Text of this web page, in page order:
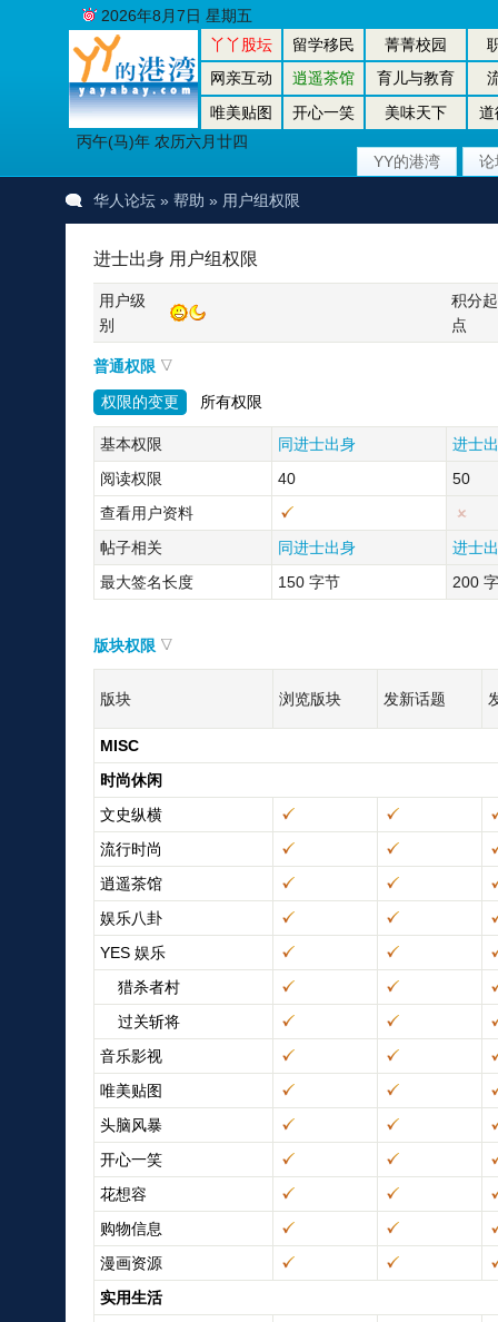
丫丫股坛 留学移民 菁菁校园
网亲互动
逍遥茶馆 育儿与教育
唯美贴图
开心一笑 美味天下
道
丙午(马)年 农历六月廿四
2026年8月7日 星期五
YY的港湾 论
华人论坛» 帮助 » 用户组权限
进士出身 用户组权限
用户级
别
积分起
点
普通权限
权限的变更
所有权限
基本权限 同进士出身
进士
阅读权限
40
50
查看用户资料
帖子相关
同进士出身
进士
最大签名长度
150 字节 200
版块权限
版块 浏览版块 发新话题
MISC
时尚休闲
文史纵横
流行时尚
逍遥茶馆
娱乐八卦
YES 娱乐
猎杀者村
过关斩将
音乐影视
唯美贴图
头脑风暴
开心一笑
花想容
购物信息
漫画资源
实用生活